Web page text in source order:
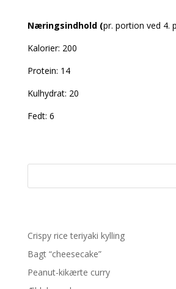
Næringsindhold (pr. portion ved 4.
Kalorier: 200
Protein: 14
Kulhydrat: 20
Fedt: 6
Crispy rice teriyaki kylling
Bagt “cheesecake”
Peanut-kikærte curry